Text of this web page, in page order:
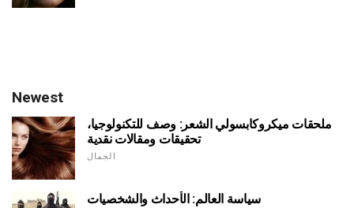
Newest
ملحقات ميكروكابسولي الشعر: وصف للتكنولوجيا،
تحقيقات ومقالات نقدية
الجمال
سياسة العالم: الأحداث والشخصيات